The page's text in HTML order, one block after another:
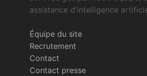
assistance d’intelligence
Équipe du site
Recrutement
Contact
Contact presse